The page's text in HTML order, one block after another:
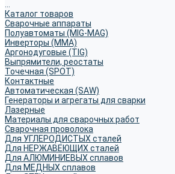
Каталог товаров
Сварочные аппараты
Полуавтоматы (MIG-MAG)
Инверторы (MMA)
Аргонодуговые (TIG)
Выпрямители, реостаты
Точечная (SPOT)
Контактные
Автоматическая (SAW)
Генераторы и агрегаты для сварки
Лазерные
Материалы для сварочных работ
Сварочная проволока
Для УГЛЕРОДИСТЫХ сталей
Для НЕРЖАВЕЮЩИХ сталей
Для АЛЮМИНИЕВЫХ сплавов
Для МЕДНЫХ сплавов